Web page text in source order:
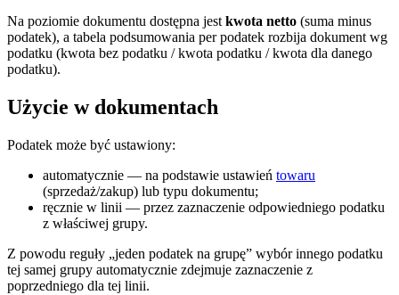
Na poziomie dokumentu dostępna jest kwota netto (suma minus
podatek), a tabela podsumowania per podatek rozbija dokument wg
podatku (kwota bez podatku / kwota podatku / kwota dla danego
podatku).
Użycie w dokumentach
Podatek może być ustawiony:
automatycznie — na podstawie ustawień towaru
(sprzedaż/zakup) lub typu dokumentu;
ręcznie w linii — przez zaznaczenie odpowiedniego podatku
z właściwej grupy.
Z powodu reguły „jeden podatek na grupę” wybór innego podatku
tej samej grupy automatycznie zdejmuje zaznaczenie z
poprzedniego dla tej linii.